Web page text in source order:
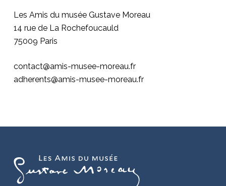
Les Amis du musée Gustave Moreau
14 rue de La Rochefoucauld
75009 Paris
contact@amis-musee-moreau.fr
adherents@amis-musee-moreau.fr